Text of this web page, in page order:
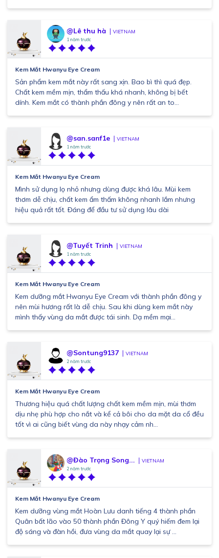
@Lê thu hà VIETNAM
1 năm trước
Kem Mắt Hwanyu Eye Cream
Sản phẩm kem mắt này rất sang xịn. Bao bì thì quá đẹp.
Chất kem mềm mịn, thẩm thấu khá nhanh, không bị bết
dính. Kem mắt có thành phần đông y nên rất an to...
@san.sanf1e VIETNAM
1 năm trước
Kem Mắt Hwanyu Eye Cream
Mình sử dụng lọ nhỏ nhưng dùng được khá lâu. Mùi kem
thơm dễ chịu, chất kem ẩm thấm không nhanh lắm nhưng
hiệu quả rất tốt. Đáng để đầu tư sử dụng lâu dài
@Tuyết Trinh VIETNAM
1 năm trước
Kem Mắt Hwanyu Eye Cream
Kem dưỡng mắt Hwanyu Eye Cream với thành phần đông y
nên mùi hương rất là dễ chịu. Sau khi dùng kem mắt này
mình thấy vùng da mắt được tái sinh. Dạ mềm mại...
@Sontung9137 VIETNAM
2 năm trước
Kem Mắt Hwanyu Eye Cream
Thương hiệu quá chất lượng chất kem mềm mịn, mùi thơm
dịu nhẹ phù hợp cho nắt và kể cả bôi cho da mặt da cổ đều
tốt vì ai cũng biết vùng da này nhạy cảm nh...
@Đào Trọng Song... VIETNAM
2 năm trước
Kem Mắt Hwanyu Eye Cream
Kem dưỡng vùng mắt Hoàn Lưu danh tiếng 4 thành phần
Quân bất lão vào 50 thành phần Đông Y quý hiếm đem lại
độ sáng và đàn hồi, đưa vùng da mắt quay lại sự ...